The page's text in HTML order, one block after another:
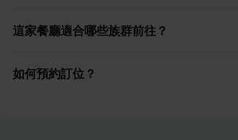
這家餐廳適合哪些族群前往？
如何預約訂位？